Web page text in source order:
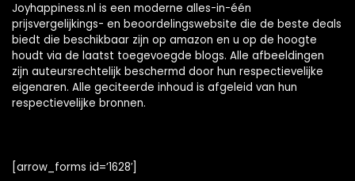
Joyhappiness.nl is een moderne alles-in-één
prijsvergelijkings- en beoordelingswebsite die de beste deals
biedt die beschikbaar zijn op amazon en u op de hoogte
houdt via de laatst toegevoegde blogs. Alle afbeeldingen
zijn auteursrechtelijk beschermd door hun respectievelijke
eigenaren. Alle geciteerde inhoud is afgeleid van hun
respectievelijke bronnen.
[arrow_forms id=’1628′]